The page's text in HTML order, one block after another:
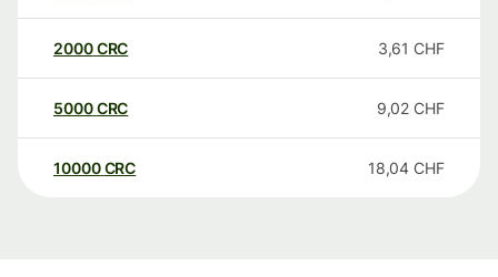
2000CRC 3,61 CHF
5000CRC 9,02 CHF
10000 CRC 18,04 CHF